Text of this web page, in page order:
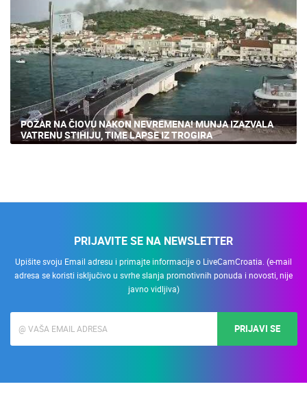
POŽAR NA ČIOVU NAKON NEVREMENA! MUNJA IZAZVALA
VATRENU STIHIJU, TIME LAPSE IZ TROGIRA
PRIJAVITE SE NA NEWSLETTER
Upišite svoju Email adresu i primajte informacije o LiveCamCroatia. (e-mail
adresa se koristi isključivo u svrhe slanja promotivnih ponuda i novosti, nije
javno vidljiva)
PRIJAVI SE